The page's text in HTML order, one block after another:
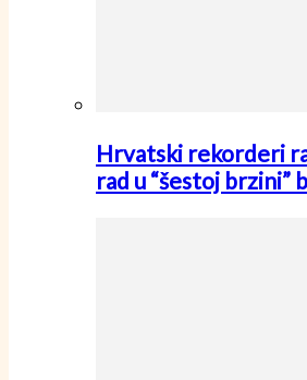
Hrvatski rekorderi
rad u “šestoj brzini”